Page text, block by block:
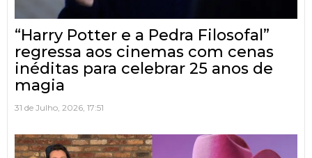
“Harry Potter e a Pedra Filosofal”
regressa aos cinemas com cenas
inéditas para celebrar 25 anos de
magia
31 de Julho, 2026, 17:51